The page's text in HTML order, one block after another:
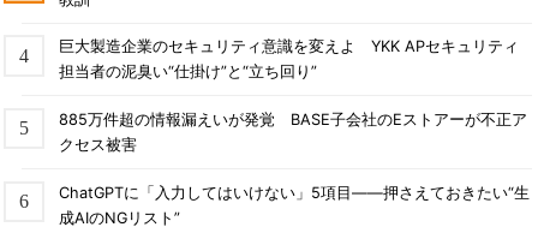
巨大製造企業のセキュリティ意識を変えよ YKK APセキュリティ
担当者の泥臭い“仕掛け”と“立ち回り”
885万件超の情報漏えいが発覚 BASE子会社のEストアーが不正ア
クセス被害
ChatGPTに「入力してはいけない」5項目――押さえておきたい“生
成AIのNGリスト”